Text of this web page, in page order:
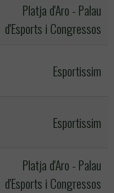
Platja d'Aro - Palau
d'Esports i Congressos
Esportissim
Esportissim
Platja d'Aro - Palau
d'Esports i Congressos